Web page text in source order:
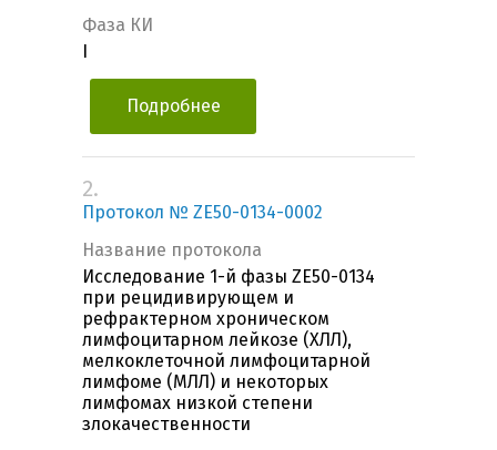
Фаза КИ
Подробнее
2.
Протокол № ZE50-0134-0002
Название протокола
Исследование 1-й фазы ZE50-0134
при рецидивирующем и
рефрактерном хроническом
лимфоцитарном лейкозе (ХЛЛ),
мелкоклеточной лимфоцитарной
лимфоме (МЛЛ) и некоторых
лимфомах низкой степени
злокачественности